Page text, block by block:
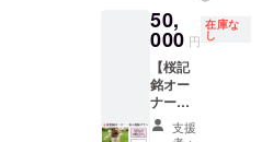
くださ
い。
掲載希
望がな
い場合
は、
「掲載
ムに寄
り添う
風景の
写真が
つい
た、オ
リジナ
案内書
類とと
もに後
日郵送
いたし
ます。
・ご利
と白基
調から
くださ
い。 ※
推奨３
段30文
す。 掲
出期
間：
2026年
9月1
日〜桜
がなく
50,
000 円
在庫な
し
【桜記
銘オー
ナー・
法人団
体プラ
支援